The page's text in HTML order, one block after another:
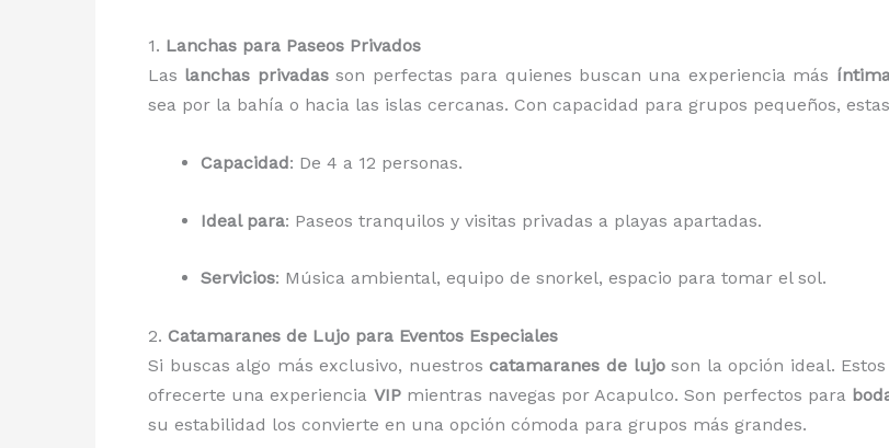
1. Lanchas para Paseos Privados
Las lanchas privadasson perfectas para quienes buscan una experiencia más
sea por la bahía o hacia las islas cercanas. Con capacidad para grupos pequeños,
Capacidad: De 4 a 12 personas.
Ideal para: Paseos tranquilos y visitas privadas a playas apartadas.
Servicios: Música ambiental, equipo de snorkel, espacio para tomar el sol.
2. Catamaranes de Lujo para Eventos Especiales
Si buscas algo más exclusivo, nuestroscatamaranes de lujoson la opción ideal.
ofrecerte una experiencia VIPmientras navegas por Acapulco. Son perfectos para
su estabilidad los convierte en una opción cómoda para grupos más grandes.